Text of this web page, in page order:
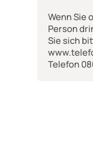
Wenn Sie
Person
Sie sich
Telefon